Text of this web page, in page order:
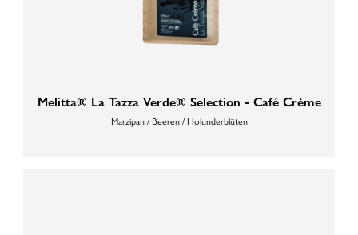
Melitta® La Tazza Verde® Selection - Café Crème
Marzipan / Beeren / Holunderblüten